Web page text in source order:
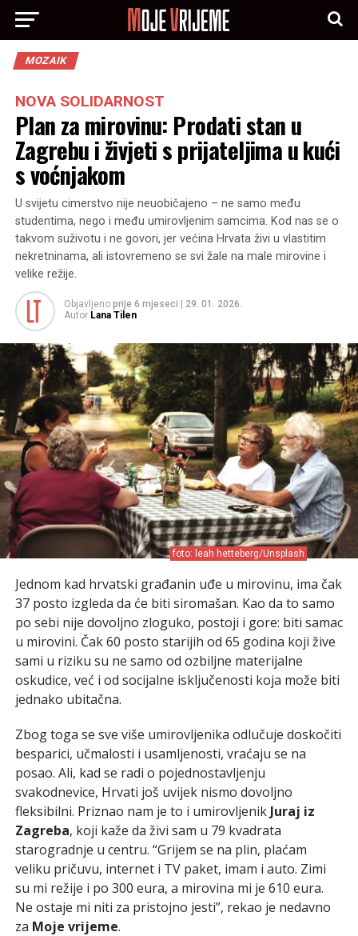
MOZAIK
NOVA SOLIDARNOST
Plan za mirovinu: Prodati stan u
Zagrebu i živjeti s prijateljima u kući
s voćnjakom
U svijetu cimerstvo nije neuobičajeno – ne samo među
studentima, nego i među umirovljenim samcima. Kod nas se o
takvom suživotu i ne govori, jer većina Hrvata živi u vlastitim
nekretninama, ali istovremeno se svi žale na male mirovine i
velike režije.
Objavljeno prije 6 mjeseci
29. 01. 2026.
Autor Lana Tilen
foto: leah hetteberg/Unsplash
Jednom kad hrvatski građanin uđe u mirovinu, ima čak
37 posto izgleda da će biti siromašan. Kao da to samo
po sebi nije dovoljno zloguko, postoji i gore: biti samac
u mirovini. Čak 60 posto starijih od 65 godina koji žive
sami u riziku su ne samo od ozbiljne materijalne
oskudice, već i od socijalne isključenosti koja može biti
jednako ubitačna.
Zbog toga se sve više umirovljenika odlučuje doskočiti
besparici, učmalosti i usamljenosti, vraćaju se na
posao. Ali, kad se radi o pojednostavljenju
svakodnevice, Hrvati još uvijek nismo dovoljno
fleksibilni. Priznao nam je to i umirovljenik Juraj iz
Zagreba, koji kaže da živi sam u 79 kvadrata
starogradnje u centru. “Grijem se na plin, plaćam
veliku pričuvu, internet i TV paket, imam i auto. Zimi
su mi režije i po 300 eura, a mirovina mi je 610 eura.
Ne ostaje mi niti za pristojno jesti”, rekao je nedavno
za Moje vrijeme.